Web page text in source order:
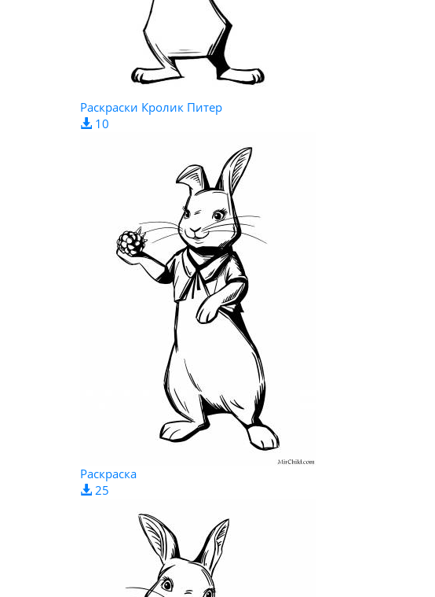
Раскраски Кролик Питер
10
Раскраска
25